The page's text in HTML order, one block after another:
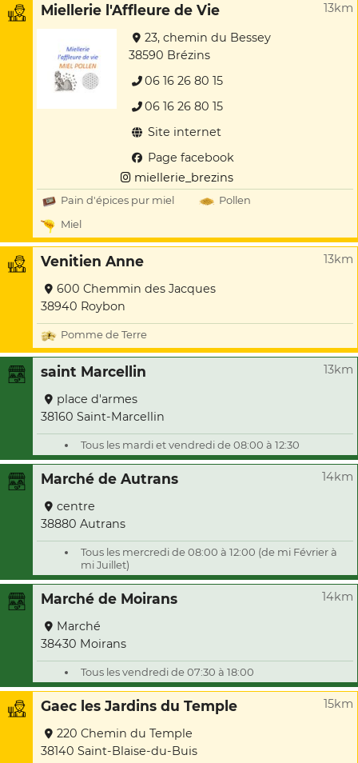
Miellerie l'Affleure de Vie 13km
23, chemin du Bessey
38590 Brézins
06 16 26 80 15
06 16 26 80 15
Site internet
Page facebook
miellerie_brezins
Pain d'épices pur miel
Pollen
Miel
Venitien Anne 13km
600 Chemmin des Jacques
38940 Roybon
Pomme de Terre
saint Marcellin 13km
place d'armes
38160 Saint-Marcellin
Tous les mardi et vendredi de 08:00 à 12:30
Marché de Autrans 14km
centre
38880 Autrans
Tous les mercredi de 08:00 à 12:00 (de mi Février à
mi Juillet)
Marché de Moirans 14km
Marché
38430 Moirans
Tous les vendredi de 07:30 à 18:00
Gaec les Jardins du Temple 15km
220 Chemin du Temple
38140 Saint-Blaise-du-Buis